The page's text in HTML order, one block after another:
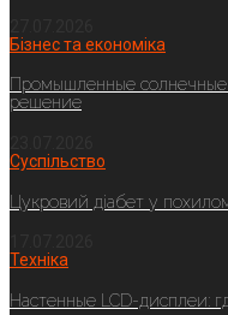
Бізнес та економіка
Промышленные солнечные
решение
Суспільство
Цукровий діабет у
Техніка
Настенные LCD-дисплеи: